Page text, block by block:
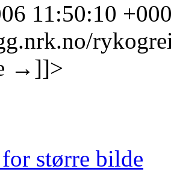
11:50:10
→ ]]>
større bilde